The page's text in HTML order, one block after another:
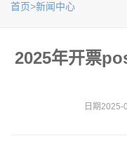
首页>新闻中心
2025年开票
日期2025-